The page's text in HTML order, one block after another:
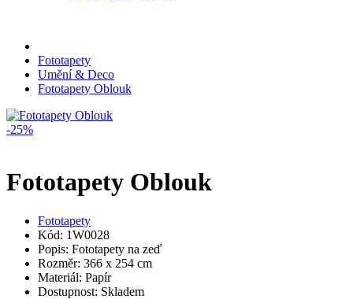
Fototapety
Umění & Deco
Fototapety Oblouk
-25%
Fototapety Oblouk
Fototapety
Kód: 1W0028
Popis: Fototapety na zeď
Rozměr: 366 x 254 cm
Materiál: Papír
Dostupnost: Skladem